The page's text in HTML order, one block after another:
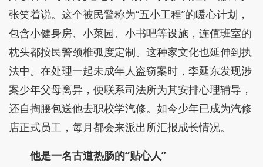
张笑着说。这个被民警称为“五小工程”的暖心计划，
包含小健身房、小菜园、小书吧等设施，连值班室的
枕头都按民警颈椎弧度定制。这种家文化也延伸到执
法中。在处理一起未成年人盗窃案时，李延东发现涉
案少年父母离异，便联系司法所为其安排心理辅导，
还自掏腰包送他去职校学汽修。如今少年已成为汽修
店正式员工，每月都会来派出所汇报成长情况。
他是一名古道热肠的“贴心人”